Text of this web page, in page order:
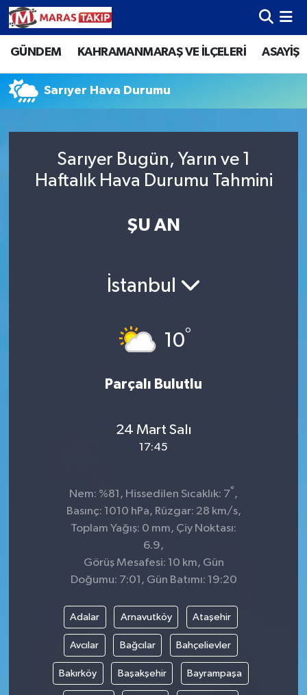
GÜNDEM KAHRAMANMARAŞ VE İLÇELERİ ASAYİŞ
Sarıyer Hava Durumu
Sarıyer Bugün, Yarın ve 1
Haftalık Hava Durumu Tahmini
ŞU AN
İstanbul
10°
Parçalı Bulutlu
24 Mart Salı
17:45
Nem: %81, Hissedilen Sıcaklık: 7° ,
Basınç: 1010 hPa, Rüzgar: 28 km/s,
Toplam Yağış: 0 mm, Çiy Noktası:
6.9,
Görüş Mesafesi: 10 km, Gün
Doğumu: 7:01, Gün Batımı: 19:20
Adalar Arnavutköy Ataşehir
Avcılar Bağcılar Bahçelievler
Bakırköy Başakşehir Bayrampaşa
Kahramanmaraş Nöbetçi Eczaneler
Kahramanmaraş Hava Durumu
Kahramanmaraş Trafik Yoğunluk Haritası